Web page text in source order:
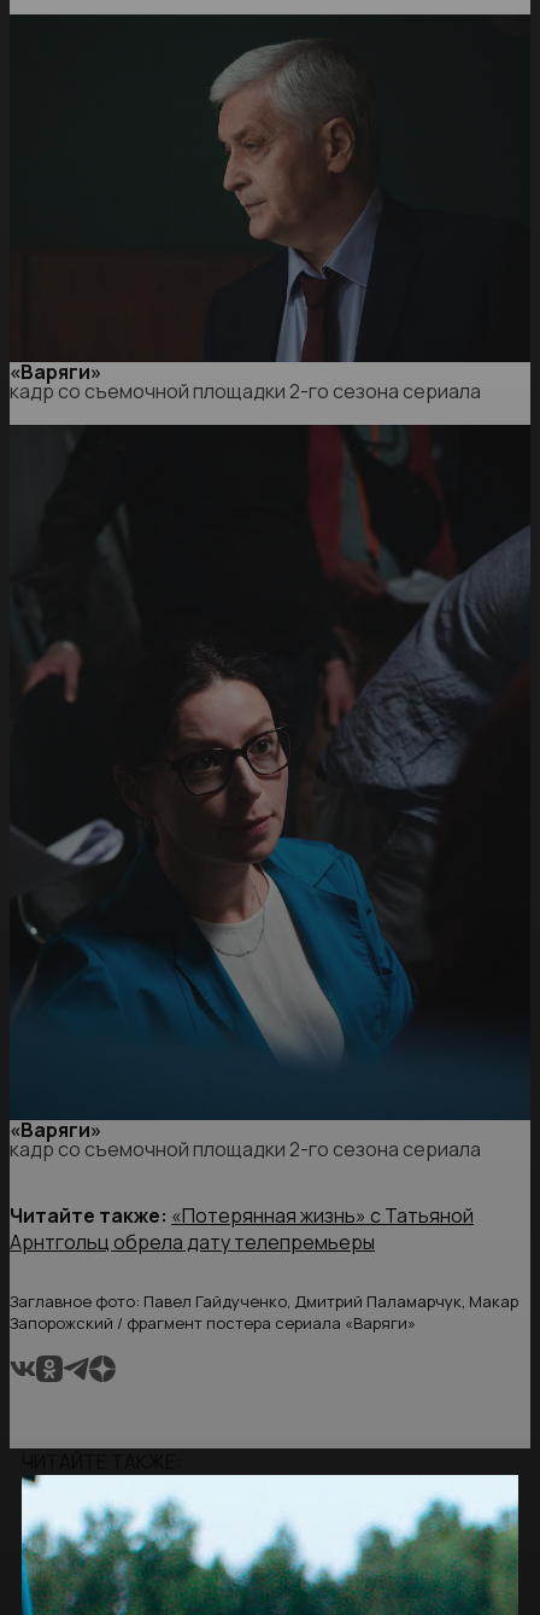
«Варяги»
кадр со съемочной площадки 2-го сезона сериала
«Варяги»
кадр со съемочной площадки 2-го сезона сериала
Читайте также: «Потерянная жизнь» с Татьяной
Арнтгольц обрела дату телепремьеры
Заглавное фото: Павел Гайдученко, Дмитрий Паламарчук, Макар
Запорожский / фрагмент постера сериала «Варяги»